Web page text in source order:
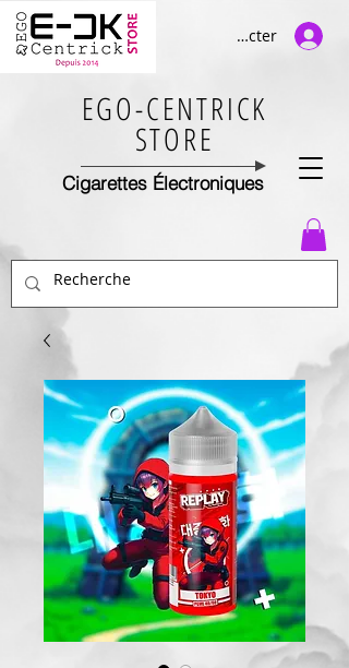
Se connecter
EGO-CENTRICK
STORE
Cigarettes Électroniques